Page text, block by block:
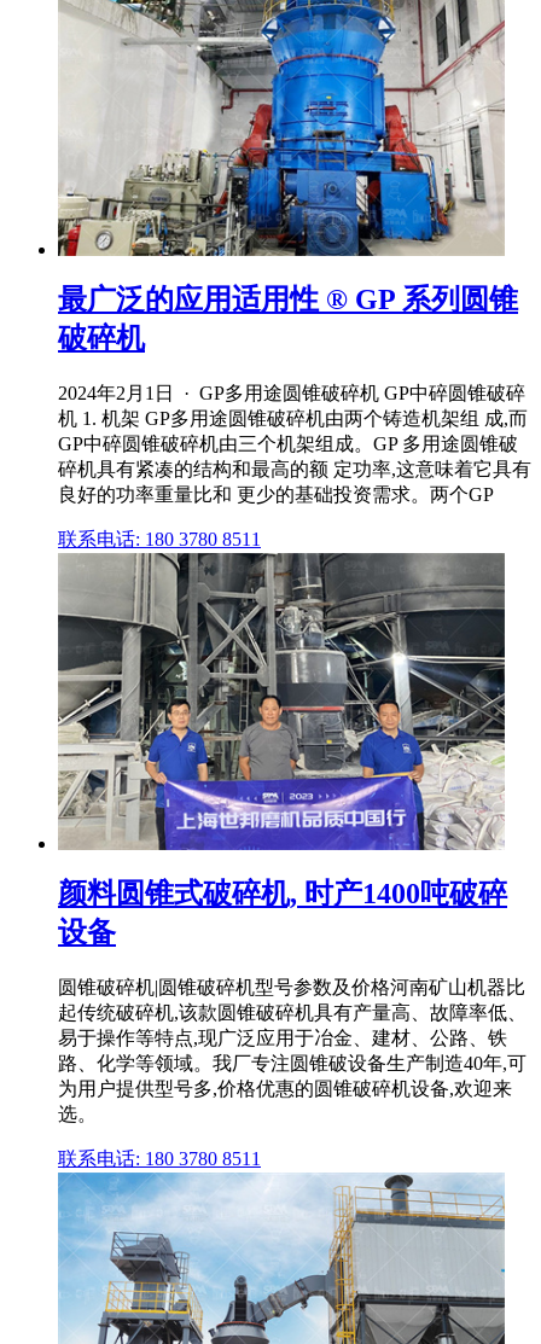
最广泛的应用适用性 ® GP 系列圆锥
破碎机
2024年2月1日 · GP多用途圆锥破碎机 GP中碎圆锥破碎
机 1. 机架 GP多用途圆锥破碎机由两个铸造机架组 成,而
GP中碎圆锥破碎机由三个机架组成。GP 多用途圆锥破
碎机具有紧凑的结构和最高的额 定功率,这意味着它具有
良好的功率重量比和 更少的基础投资需求。两个GP
联系电话: 180 3780 8511
颜料圆锥式破碎机, 时产1400吨破碎
设备
圆锥破碎机|圆锥破碎机型号参数及价格河南矿山机器比
起传统破碎机,该款圆锥破碎机具有产量高、故障率低、
易于操作等特点,现广泛应用于冶金、建材、公路、铁
路、化学等领域。我厂专注圆锥破设备生产制造40年,可
为用户提供型号多,价格优惠的圆锥破碎机设备,欢迎来
选。
联系电话: 180 3780 8511